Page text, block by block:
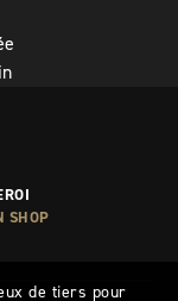
SHOP
de tiers pour